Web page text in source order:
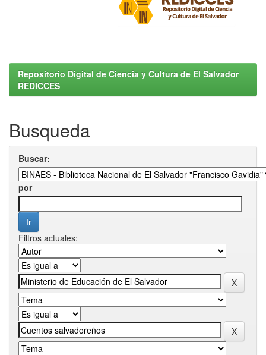
Repositorio Digital de Ciencia y Cultura de El Salvador
REDICCES
Busqueda
Buscar:
por
Filtros actuales: